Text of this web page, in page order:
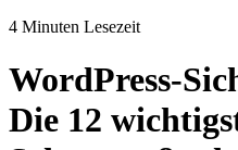
4 Minuten Lesezeit
WordPress-
Die 12